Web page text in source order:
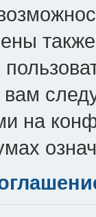
вам
на